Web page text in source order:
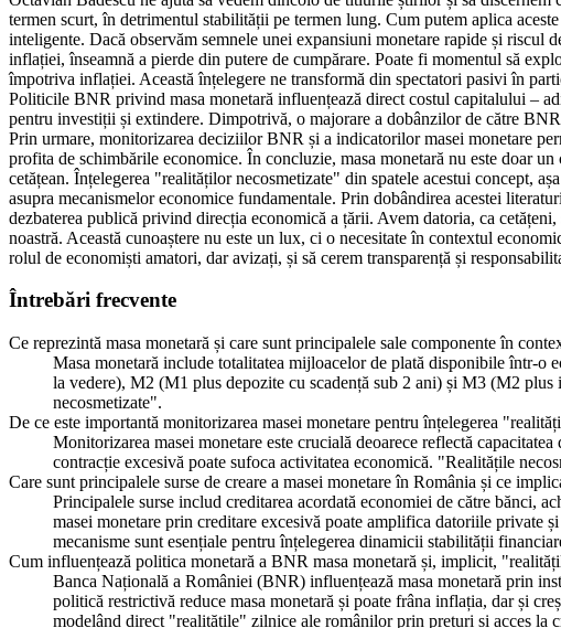
termen scurt, în detrimentul stabilității pe termen lung. Cum putem aplica
inteligente. Dacă observăm semnele unei expansiuni monetare rapide și
inflației, înseamnă a pierde din putere de cumpărare. Poate fi momentul să
împotriva inflației. Această înțelegere ne transformă din spectatori pasivi în
Politicile BNR privind masa monetară influențează direct costul capitalului –
pentru investiții și extindere. Dimpotrivă, o majorare a dobânzilor de către
Prin urmare, monitorizarea deciziilor BNR și a indicatorilor masei monetare
profita de schimbările economice. În concluzie, masa monetară nu este doar
cetățean. Înțelegerea "realităților necosmetizate" din spatele acestui concept,
asupra mecanismelor economice fundamentale. Prin dobândirea acestei
dezbaterea publică privind direcția economică a țării. Avem datoria, ca
noastră. Această cunoaștere nu este un lux, ci o necesitate în contextul
rolul de economiști amatori, dar avizați, și să cerem transparență și
Întrebări frecvente
Ce reprezintă masa monetară și care sunt principalele sale componente în
Masa monetară include totalitatea mijloacelor de plată disponibile într-o
la vedere), M2 (M1 plus depozite cu scadență sub 2 ani) și M3 (M2
necosmetizate".
De ce este importantă monitorizarea masei monetare pentru înțelegerea
Monitorizarea masei monetare este crucială deoarece reflectă
contracție excesivă poate sufoca activitatea economică. "Realitățile
Care sunt principalele surse de creare a masei monetare în România și ce
Principalele surse includ creditarea acordată economiei de către bănci,
masei monetare prin creditare excesivă poate amplifica datoriile
mecanisme sunt esențiale pentru înțelegerea dinamicii stabilității
Cum influențează politica monetară a BNR masa monetară și, implicit,
Banca Națională a României (BNR) influențează masa monetară prin
politică restrictivă reduce masa monetară și poate frâna inflația, dar și
modelând direct "realitățile" zilnice ale românilor prin prețuri și acces la